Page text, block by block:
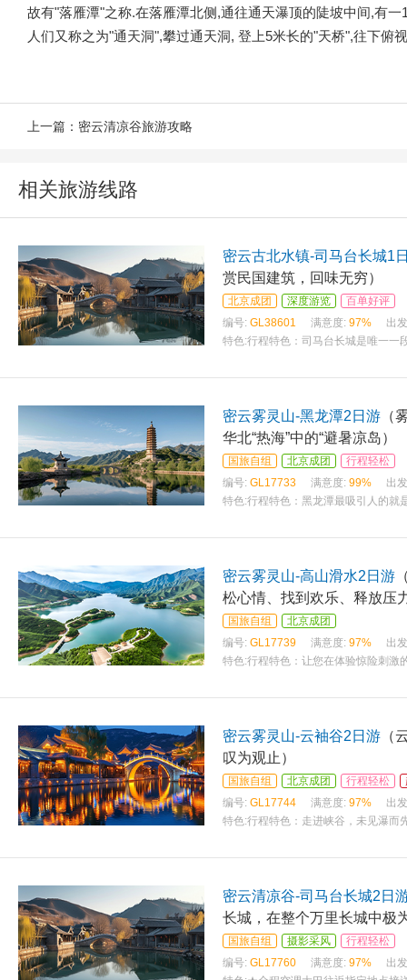
故有"落雁潭"之称.在落雁潭北侧,通往通天瀑顶的陡坡中间,有
人们又称之为"通天洞",攀过通天洞, 登上5米长的"天桥",往下俯
上一篇： 密云清凉谷旅游攻略
相关旅游线路
密云古北水镇-司马台长城1
赏民国建筑，回味无穷）
北京成团 深度游览
百单好评
编号: GL38601 满意度: 97%
出
特色:行程特色：司马台长城是唯一一
密云雾灵山-黑龙潭2日游 （
华北“热海”中的“避暑凉岛）
国旅自组 北京成团
行程轻松
编号: GL17733 满意度: 99%
出
特色:行程特色：黑龙潭最吸引人的就
密云雾灵山-高山滑水2日游
松心情、找到欢乐、释放压
国旅自组
北京成团
编号: GL17739 满意度: 97%
出
特色:行程特色：让您在体验惊险刺激
密云雾灵山-云袖谷2日游 （
叹为观止）
国旅自组 北京成团 行程轻松
编号: GL17744 满意度: 97%
出
特色:行程特色：走进峡谷，未见瀑而
密云清凉谷-司马台长城2日
长城，在整个万里长城中极
国旅自组 摄影采风
行程轻松
编号: GL17760 满意度: 97%
出